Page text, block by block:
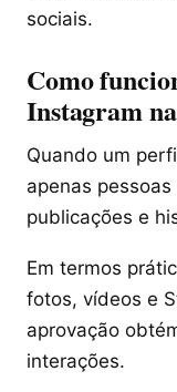
sociais.
Como
Instagram
Quando um
apenas
publicações e
Em termos
fotos, vídeos e
aprovação
interações.